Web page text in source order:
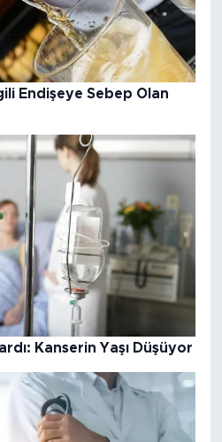
Endişeye Sebep Olan
Kanserin Yaşı Düşüyor